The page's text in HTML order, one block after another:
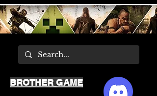
BROTHER GAME